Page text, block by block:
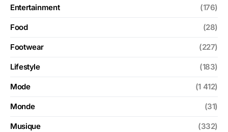
Entertainment (176)
Food (28)
Footwear (227)
Lifestyle (183)
Mode (1 412)
Monde (31)
Musique (332)